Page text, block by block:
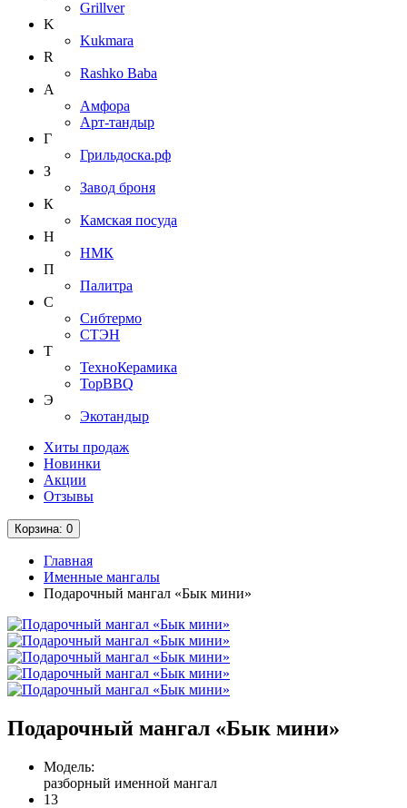
Grillver
K
Kukmara
R
Rashko Baba
А
Амфора
Арт-тандыр
Г
Грильдоска.рф
З
Завод броня
К
Камская посуда
Н
НМК
П
Палитра
С
Сибтермо
СТЭН
Т
ТехноКерамика
ТорBBQ
Э
Экотандыр
Хиты продаж
Новинки
Акции
Отзывы
Корзина: 0
Главная
Именные мангалы
Подарочный мангал «Бык мини»
Подарочный мангал «Бык мини»
Модель:
разборный именной мангал
13